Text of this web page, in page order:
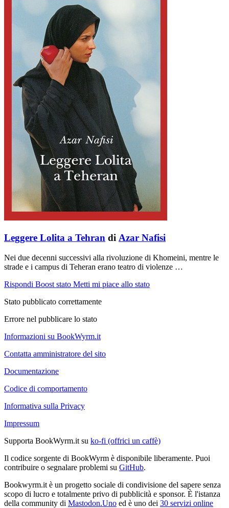
Leggere Lolita a Tehran di Azar Nafisi
Nei due decenni successivi alla rivoluzione di Khomeini, mentre le
strade e i campus di Teheran erano teatro di violenze …
Rispondi Boost stato Metti mi piace allo stato
Stato pubblicato correttamente
Errore nel pubblicare lo stato
Informazioni su BookWyrm.it
Contatta amministratore del sito
Documentazione
Codice di comportamento
Informativa sulla Privacy
Impressum
Supporta BookWyrm.it su ko-fi (offrici un caffè)
Il codice sorgente di BookWyrm è disponibile liberamente. Puoi
contribuire o segnalare problemi su GitHub.
Bookwyrm.it è un progetto sociale di condivisione del sapere senza
scopo di lucro e totalmente privo di pubblicità e sponsor. È l'istanza
della community di Mastodon.Uno ed è uno dei 30 servizi online